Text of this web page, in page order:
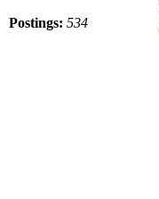
Postings: 534